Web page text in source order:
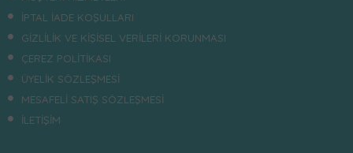
İPTAL İADE KOŞULLARI
GİZLİLİK VE KİŞİSEL VERİLERİ KORUNMASI
ÇEREZ POLİTİKASI
ÜYELİK SÖZLEŞMESİ
MESAFELİ SATIŞ SÖZLEŞMESİ
İLETİŞİM